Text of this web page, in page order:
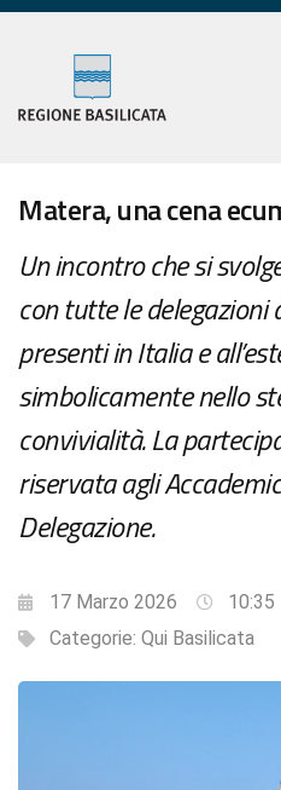
Matera, una cena
Un incontro che si
con tutte le delegazioni
presenti in Italia e
simbolicamente nello
convivialità. La
riservata agli
Delegazione.
17 Marzo 2026
10:35
Categorie: Qui Basilicata